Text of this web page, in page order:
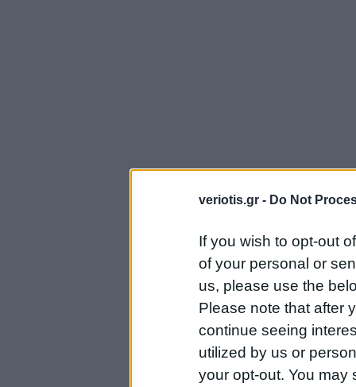
veriotis.gr - Do Not
If you wish to opt-out
of your personal or
us, please use the
Please note that after
continue seeing
utilized by us or
your opt-out. You may